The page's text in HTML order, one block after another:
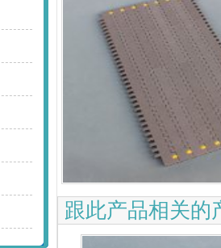
跟此产品相关的